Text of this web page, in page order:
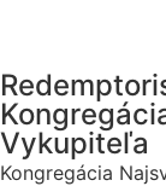
Vykupiteľa
Kongregácia